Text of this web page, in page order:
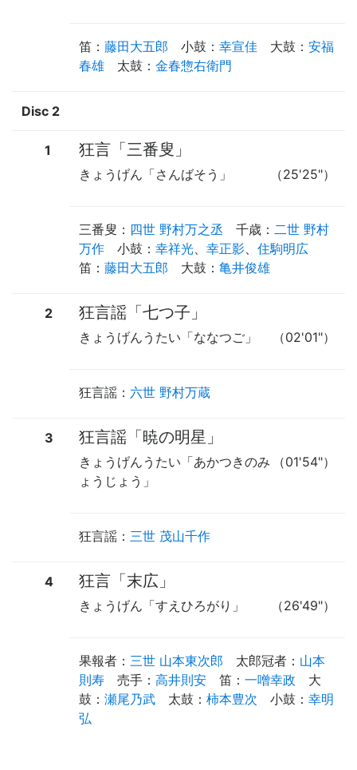
笛 ： 藤田大五郎 小鼓 ： 幸宣佳 大鼓 ： 安福
春雄
太鼓 ： 金春惣右衛門
Disc 2
1 狂言「三番叟」
（25'25"）
きょうげん「さんばそう」
三番叟 ： 四世 野村万之丞 千歳 ： 二世 野村
万作
小鼓 ： 幸祥光 幸正影
住駒明広
笛 ： 藤田大五郎 大鼓 ： 亀井俊雄
2 狂言謡「七つ子」
（02'01"）
きょうげんうたい「ななつご」
狂言謡 ： 六世 野村万蔵
3 狂言謡「暁の明星」
（01'54"）
きょうげんうたい「あかつきのみ
ょうじょう」
狂言謡 ： 三世 茂山千作
4 狂言「末広」
（26'49"）
きょうげん「すえひろがり」
果報者 ： 三世 山本東次郎 太郎冠者 ： 山本
則寿
売手 ： 高井則安 笛 ： 一噌幸政
大
鼓 ： 瀬尾乃武 太鼓 ： 柿本豊次 小鼓 ： 幸明
弘